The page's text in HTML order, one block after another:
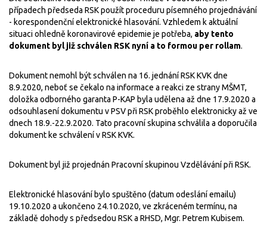
případech předseda RSK použít proceduru písemného projednávání
- korespondenční elektronické hlasování. Vzhledem k aktuální
situaci ohledně koronavirové epidemie je potřeba, aby tento
dokument byl již schválen RSK nyní a to formou per rollam.
Dokument nemohl být schválen na 16. jednání RSK KVK dne
8.9.2020, neboť se čekalo na informace a reakci ze strany MŠMT,
doložka odborného garanta P-KAP byla udělena až dne 17.9.2020 a
odsouhlasení dokumentu v PSV při RSK proběhlo elektronicky až ve
dnech 18.9.-22.9.2020. Tato pracovní skupina schválila a doporučila
dokument ke schválení v RSK KVK.
Dokument byl již projednán Pracovní skupinou Vzdělávání při RSK.
Elektronické hlasování bylo spuštěno (datum odeslání emailu)
19.10.2020 a ukončeno 24.10.2020, ve zkráceném termínu, na
základě dohody s předsedou RSK a RHSD, Mgr. Petrem Kubisem.